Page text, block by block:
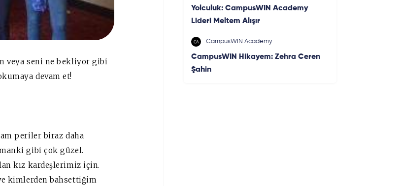
veya seni ne bekliyor gibi
devam et!
periler biraz daha
gibi çok güzel.
kız kardeşlerimiz için.
kimlerden bahsettiğim
Yolculuk: CampusWIN Academy
Lideri Meltem Alışır
CampusWIN Academy
CampusWIN Hikayem: Zehra Ceren
Şahin